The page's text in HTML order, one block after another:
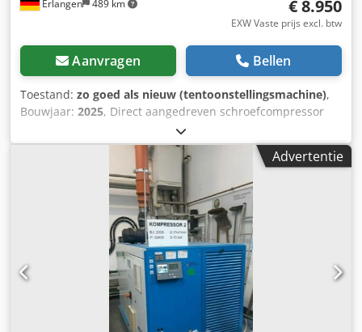
Erlangen 489 km € 8.950
EXW Vaste prijs excl. btw
Aanvragen Bellen
Toestand: zo goed als nieuw (tentoonstellingsmachine),
Bouwjaar: 2025, Direct aangedreven schroefcompressor
ALMIG GEAR XP 22 - 10 bar Bouwjaar: 2025 Dksdpfx Anjd
Dpvfjzor Levertijd: 3 weken Technische gegevens Type:
GEAR XP 22 Bedrijfsdruk: 10 bar (ü) Levercapaciteit volgens
ISO 1217 Bijlage C: 3,2 m³/min
Beschermings-/isolatieklasse aandrijfmotor: IP 55/ISO F
Nominaal vermogen aandrijfmotor: 22 kW
Bedrijfsspanning / frequentie: 400/50 V/Hz
Geluidsdrukniveau (DIN 45635 T.13): 73 dB(A) Lengte: 1250
mm Breedte: 880 mm Hoogte: 1515 mm Gewicht: 670 kg
Perslucht aansluiting: G 1" PROBLEEMLOZE LEASE VIA
ONZE HUISBANK MOGELIJK!
Advertentie